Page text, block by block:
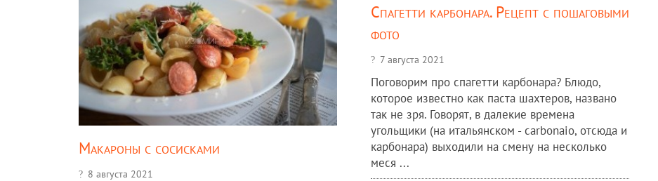
Макароны с сосисками
8 августа 2021
Спагетти карбонара. Рецепт с пошаговыми
фото
7 августа 2021
Поговорим про спагетти карбонара? Блюдо,
которое известно как паста шахтеров, названо
так не зря. Говорят, в далекие времена
угольщики (на итальянском - carbonaio, отсюда и
карбонара) выходили на смену на несколько
меся ...